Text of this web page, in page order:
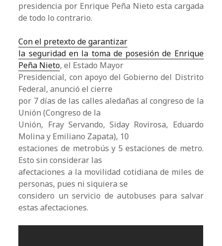
presidencia por Enrique Peña Nieto esta cargada
de todo lo contrario.
Con el pretexto de garantizar
la seguridad en la toma de posesión de Enrique
Peña Nieto, el Estado Mayor
Presidencial, con apoyo del Gobierno del Distrito
Federal, anunció el cierre
por 7 días de las calles aledañas al congreso de la
Unión (Congreso de la
Unión, Fray Servando, Siday Rovirosa, Eduardo
Molina y Emiliano Zapata), 10
estaciones de metrobús y 5 estaciones de metro.
Esto sin considerar las
afectaciones a la movilidad cotidiana de miles de
personas, pues ni siquiera se
considero un servicio de autobuses para salvar
estas afectaciones.